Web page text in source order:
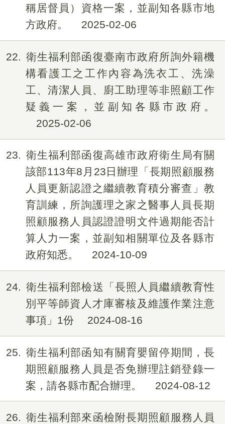
稱居督員）資格一案，並副知各縣市地
方政府。
2025-02-06
22
衛生福利部函復臺南市政府所詢外籍機
構看護工之工作內容為洗衣工、洗澡
工、清潔人員、廚工助理等非照顧工作
疑義一案，並副知各縣市政府。
2025-02-06
23
衛生福利部函復高雄市政府衛生局有關
該部113年8月23日辦理「長期照顧服務
人員更新認證之繼續教育積分審查」教
育訓練，所詢護理之家之醫事人員長期
照顧服務人員認證證明文件過期能否計
算人力一案，並副知相關單位及各縣市
政府知悉。
2024-10-09
24
衛生福利部檢送「長照人員繼續教育性
別平等師資人才庫審核及維護作業注意
事項」1份
2024-08-16
25
衛生福利部函知有關育嬰留停期間，長
期照顧服務人員是否免辦理註銷登錄一
案，請各縣市配合辦理。
2024-08-12
26
衛生福利部來函檢附長期照顧服務人員